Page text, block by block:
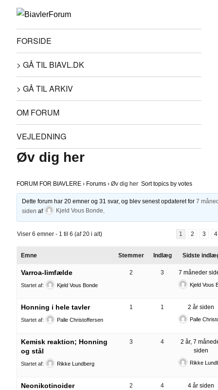
FORSIDE
> GÅ TIL BIAVL.DK
> GÅ TIL ARKIV
OM FORUM
VEJLEDNING
Øv dig her
FORUM FOR BIAVLERE › Forums › Øv dig her Sort topics by votes
Dette forum har 20 emner og 31 svar, og blev senest opdateret for 7
siden af Kjeld Vous Bonde
Viser 6 emner - 1 til 6 (af 20 i alt) 1 2 3 4
Emne Stemmer Indlæg Sidste
Varroa-limfælde
Startet af: Kjeld Vous Bonde
2 3 7 måneder
Kjeld Vous
Honning i hele tavler
Startet af: Palle Christoffersen
1 1 2 år siden
Palle
Kemisk reaktion; Honning
og stål
Startet af: Rikke Lundberg
3 4
2 år, 7
siden
Rikke
Neonikotinoider 2 4 4 år siden